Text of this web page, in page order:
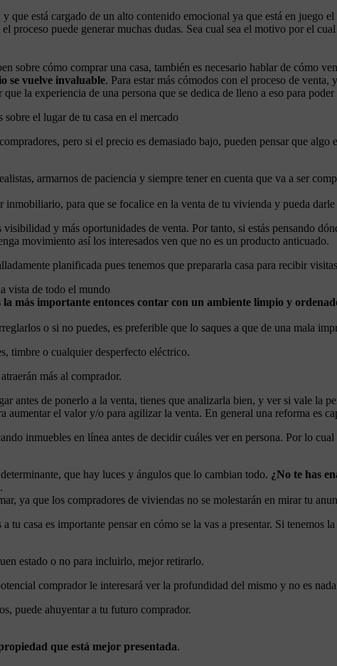
que está cargado de un alto contenido emocional ya que está en juego
proceso puede generar muchas dudas. Sea cual sea el motivo por el
sobre cómo comprar una casa, también es necesario hablar de cómo
se vuelve invaluable. Para estar más cómodos con el proceso de
la experiencia de una persona que se dedica de lleno a eso para poder
sobre el lugar de tu casa en el mercado
pero si el precio es demasiado bajo, pueden pensar que
armarnos de paciencia y siempre tener en cuenta que va a ser
inmobiliario, para que se focalice en la venta de tu vivienda y pueda
y más oportunidades de venta. Por tanto, si estás pensando
movimiento así los interesados ven que no es un producto anticuado.
planificada pues tenemos que prepararla casa para recibir
vista de todo el mundo
más importante entonces contar con un ambiente limpio y
o si no puedes, es preferible que lo saques a que de una mala
timbre o cualquier desperfecto eléctrico.
más al comprador.
antes de ponerlo a la venta, tienes que analizarla bien, y ver si vale la
aumentar el valor y/o para agilizar la venta. En general una reforma es
inmuebles en línea antes de decidir cuáles ver en persona. Por lo
que hay luces y ángulos que lo cambian todo. ¿No te has
ya que los compradores de viviendas no se molestarán en mirar tu
tu casa es importante pensar en cómo se la vas a presentar. Si
estado o no para incluirlo, mejor retirarlo.
comprador le interesará ver la profundidad del mismo y no es
puede ahuyentar a tu futuro comprador.
que está mejor presentada.